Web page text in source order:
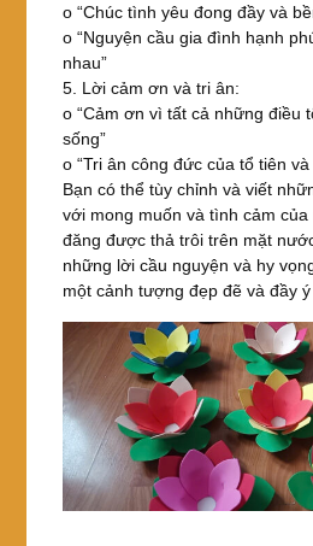
o “Chúc tình yêu đong đầy và
o “Nguyện cầu gia đình hạnh
nhau”
5. Lời cảm ơn và tri ân:
o “Cảm ơn vì tất cả những điều
sống”
o “Tri ân công đức của tổ tiên
Bạn có thể tùy chỉnh và viết
với mong muốn và tình cảm
đăng được thả trôi trên mặt
những lời cầu nguyện và hy
một cảnh tượng đẹp đẽ và đầy ý